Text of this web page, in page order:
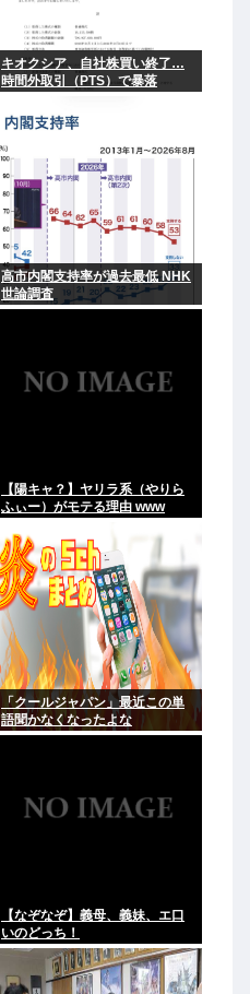
キオクシア、自社株買い終了…
時間外取引（PTS）で暴落
高市内閣支持率が過去最低 NHK
世論調査
【陽キャ？】ヤリラ系（やりら
ふぃー）がモテる理由 www
「クールジャパン」最近この単
語聞かなくなったよな
【なぞなぞ】義母、義妹、エ口
いのどっち！